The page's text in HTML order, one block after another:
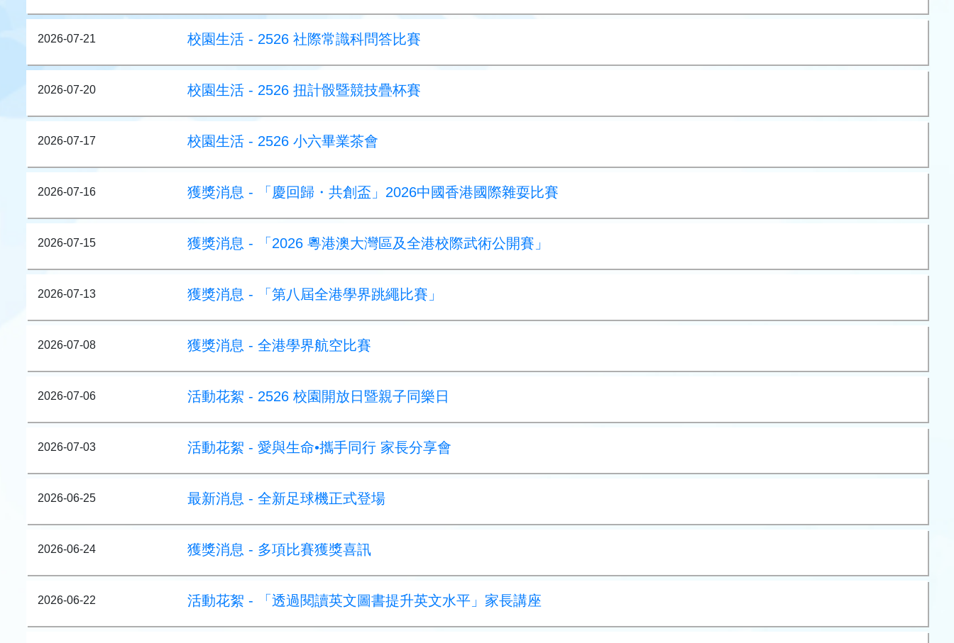
2026-07-21 校園生活 - 2526 社際常識科問答比賽
2026-07-20 校園生活 - 2526 扭計骰暨競技疊杯賽
2026-07-17 校園生活 - 2526 小六畢業茶會
2026-07-16 獲獎消息 - 「慶回歸・共創盃」2026中國香港國際雜耍比賽
2026-07-15 獲獎消息 - 「2026 粵港澳大灣區及全港校際武術公開賽」
2026-07-13 獲獎消息 - 「第八屆全港學界跳繩比賽」
2026-07-08 獲獎消息 - 全港學界航空比賽
2026-07-06 活動花絮 - 2526 校園開放日暨親子同樂日
2026-07-03 活動花絮 - 愛與生命•攜手同行 家長分享會
2026-06-25 最新消息 - 全新足球機正式登場
2026-06-24 獲獎消息 - 多項比賽獲獎喜訊
2026-06-22 活動花絮 - 「透過閱讀英文圖書提升英文水平」家長講座